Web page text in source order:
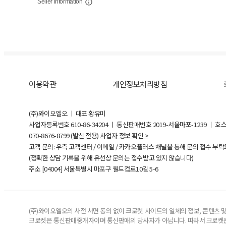
Seller Information
이용약관 개인정보처리방침
(주)와이오엘오 ㅣ 대표 황유미
사업자등록번호610-86-34204ㅣ 통신판매번호 2019-서울마포-1239 ㅣ 호
070-8676-8799 (발신 전용) 사업자 정보 확인 >
고객 문의: 우측 고객센터 / 이메일 / 카카오플러스 채널을 통해 문의 접수 부
(정확한 상담 기록을 위해 유선상 문의는 접수받고 있지 않습니다)
주소 [04004] 서울특별시 마포구 월드컵로10길5-6
(주)와이오엘오의 사전 서면 동의 없이 크로켓 사이트의 일체의 정보, 콘텐츠
크로켓은 통신판매중개자이며 통신판매의 당사자가 아닙니다. 따라서 크로